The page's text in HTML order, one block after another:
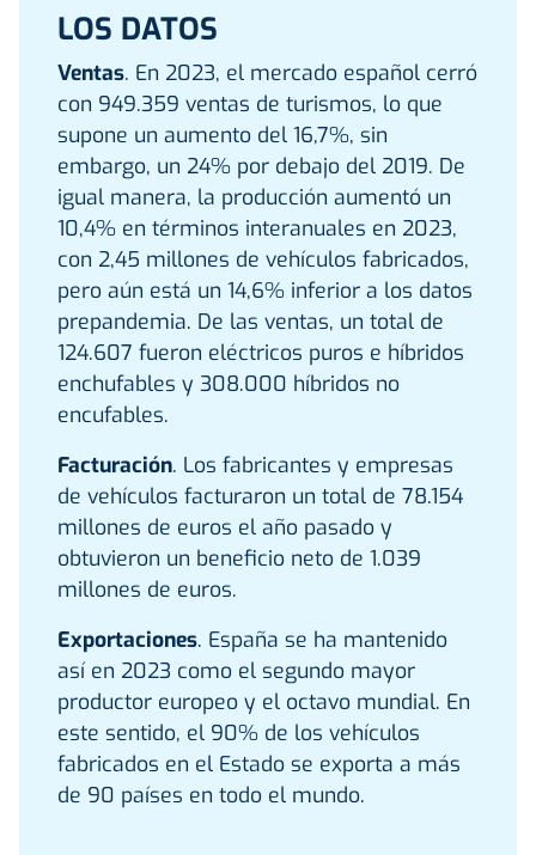
LOS DATOS
Ventas. En 2023, el mercado español cerró
con 949.359 ventas de turismos, lo que
supone un aumento del 16,7%, sin
embargo, un 24% por debajo del 2019. De
igual manera, la producción aumentó un
10,4% en términos interanuales en 2023,
con 2,45 millones de vehículos fabricados,
pero aún está un 14,6% inferior a los datos
prepandemia. De las ventas, un total de
124.607 fueron eléctricos puros e híbridos
enchufables y 308.000 híbridos no
encufables.
Facturación. Los fabricantes y empresas
de vehículos facturaron un total de 78.154
millones de euros el año pasado y
obtuvieron un beneficio neto de 1.039
millones de euros.
Exportaciones. España se ha mantenido
así en 2023 como el segundo mayor
productor europeo y el octavo mundial. En
este sentido, el 90% de los vehículos
fabricados en el Estado se exporta a más
de 90 países en todo el mundo.